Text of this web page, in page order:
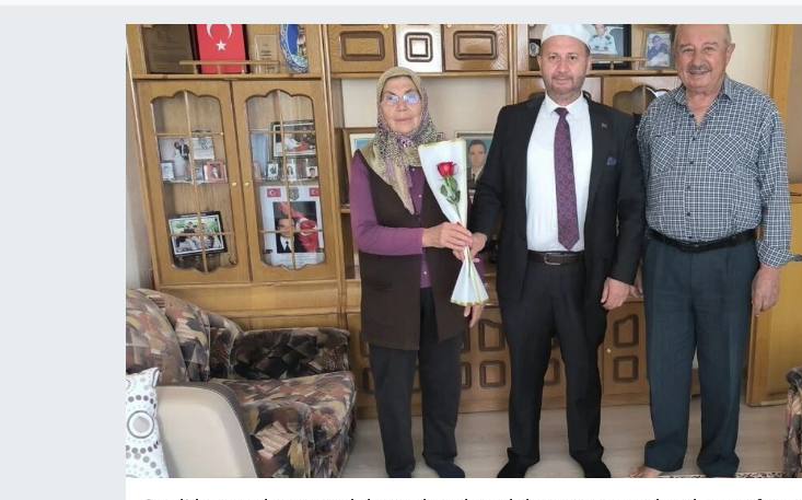
TEKNOLOJİ